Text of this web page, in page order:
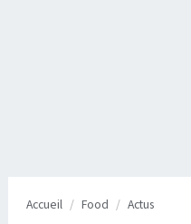
Accueil Food Actus